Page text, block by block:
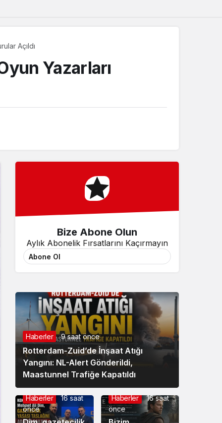
Açıldı
Yazarları
Bize Abone Olun
Aylık Abonelik Fırsatlarını Kaçırmayın
Abone Ol
Haberler 9 saat önce
Rotterdam-Zuid’de İnşaat Atığı
Yangını: NL-Alert Gönderildi,
Maastunnel Trafiğe Kapatıldı
Haberler
16 saat
önce
Haberler
16 saat
önce